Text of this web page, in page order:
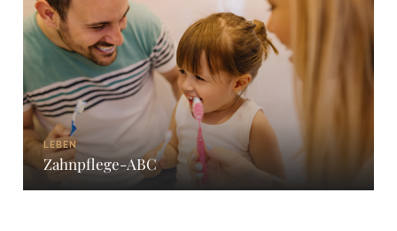
LEBEN
Zahnpflege-ABC